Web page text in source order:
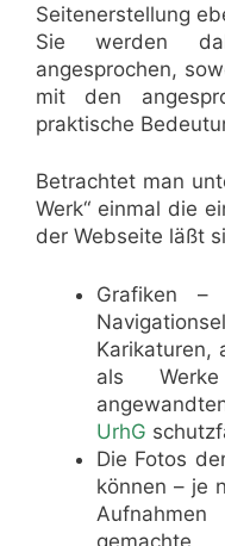
Seitenerstellung
Sie werden
angesprochen,
mit den
praktische
Betrachtet man
Werk“ einmal die
der Webseite läßt
Grafiken
Karikaturen,
als
UrhG
Die Fotos
können – je